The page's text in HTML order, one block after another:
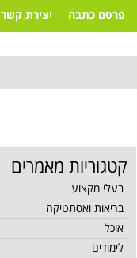
פרסם כתבה יצירת קשר
קטגוריות מאמרים
בעלי מקצוע
בריאות ואסתטיקה
אוכל
לימודים